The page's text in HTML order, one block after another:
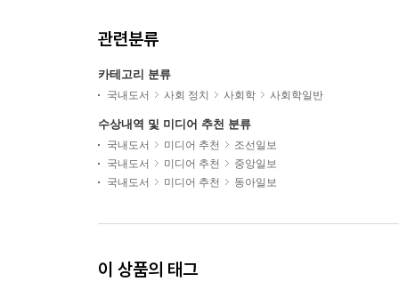
관련분류
카테고리 분류
국내도서 사회 정치 사회학 사회학일반
수상내역 및 미디어 추천 분류
국내도서 미디어 추천
조선일보
국내도서
미디어 추천
중앙일보
국내도서
미디어 추천 동아일보
이 상품의 태그